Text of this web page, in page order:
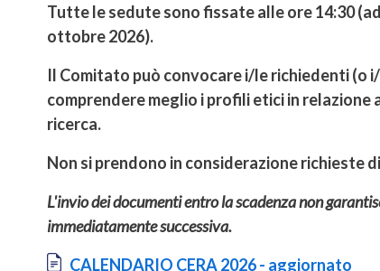
Tutte le sedute sono fissate alle ore 14:30
ottobre 2026).
Il Comitato può convocare i/le richiedenti (o
comprendere meglio i profili etici in
ricerca.
Non si prendono in considerazione richieste
L'invio dei documenti entro la scadenza non
immediatamente successiva.
Document
CALENDARIO CERA 2026 - aggiornato